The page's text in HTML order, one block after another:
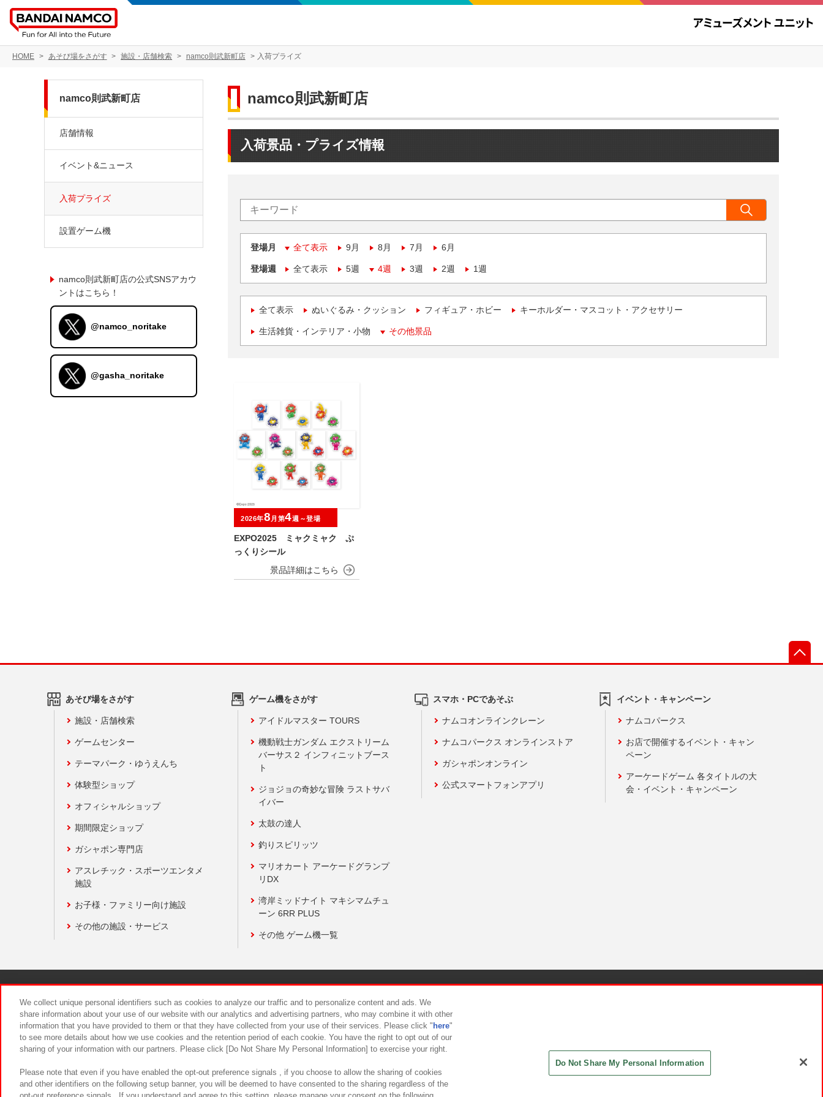
HOME あそび場をさがす 施設・店舗検索 namco則武新町店 入荷プライズ
namco則武新町店
入荷景品・プライズ情報
登場月 全て表示 9月 8月 7月 6月
登場週 全て表示 5週 4週 3週 2週 1週
全て表示 ぬいぐるみ・クッション フィギュア・ホビー キーホルダー・マスコット・アクセサリー
生活雑貨・インテリア・小物 その他景品
EXPO2025 ミャクミャク ぷ
っくりシール
2026年8 月第4週～登場
namco則武新町店
店舗情報
イベント&ニュース
入荷プライズ
設置ゲーム機
namco則武新町店の公式SNSアカウ
ントはこちら！
@namco_noritake
@gasha_noritake
あそび場をさがす
施設・店舗検索
ゲームセンター
テーマパーク・ゆうえんち
体験型ショップ
オフィシャルショップ
期間限定ショップ
ガシャポン専門店
アスレチック・スポーツエンタメ
施設
お子様・ファミリー向け施設
その他の施設・サービス
ゲーム機をさがす
アイドルマスター TOURS
機動戦士ガンダム エクストリーム
バーサス２ インフィニットブース
ト
ジョジョの奇妙な冒険 ラストサバ
イバー
太鼓の達人
釣りスピリッツ
マリオカート アーケードグランプ
リDX
湾岸ミッドナイト マキシマムチュ
ーン 6RR PLUS
その他 ゲーム機一覧
スマホ・PCであそぶ
ナムコオンラインクレーン
ナムコパークス オンラインストア
ガシャポンオンライン
公式スマートフォンアプリ
イベント・キャンペーン
ナムコパークス
お店で開催するイベント・キャン
ペーン
アーケードゲーム 各タイトルの大
会・イベント・キャンペーン
食品のご提供について カスタマーハラスメント対応方針
We collect unique personal identifiers such as cookies to analyze our traffic and to personalize content and ads. We
share information about your use of our website with our analytics and advertising partners, who may combine it with other
information that you have provided to them or that they have collected from your use of their services. Please click " here"
to see more details about how we use cookies and the retention period of each cookie. You have the right to opt out of our
sharing of your information with our partners. Please click [Do Not Share My Personal Information] to exercise your right.
Please note that even if you have enabled the opt-out preference signals , if you choose to allow the sharing of cookies
and other identifiers on the following setup banner, you will be deemed to have consented to the sharing regardless of the
Do Not Share My Personal Information